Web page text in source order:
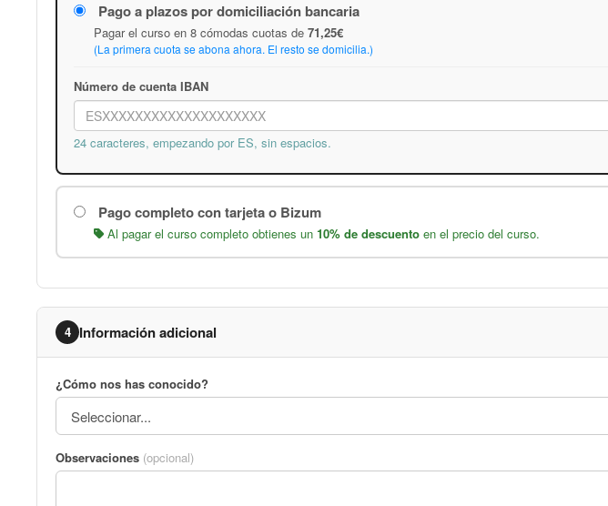
Pago a plazos por domiciliación bancaria
Pagar el curso en 8 cómodas cuotas de 71,25€
(La primera cuota se abona ahora. El resto se domicilia.)
Número de cuenta IBAN
24 caracteres, empezando por ES, sin espacios.
Pago completo con tarjeta o Bizum
Al pagar el curso completo obtienes un 10% de descuento en el precio del curso.
4 Información adicional
¿Cómo nos has conocido?
Observaciones (opcional)